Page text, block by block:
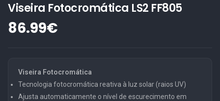
Viseira Fotocromática LS2 FF805
86.99€
Viseira Fotocromática
Tecnologia fotocromática reativa à luz solar (raios UV)
Ajusta automaticamente o nível de escurecimento em